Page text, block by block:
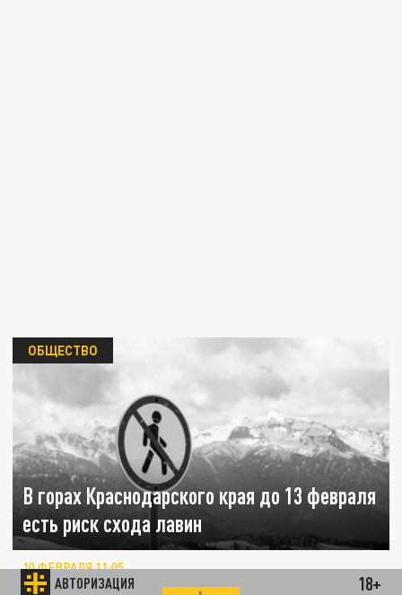
АВТОРИЗАЦИЯ 18+
В горах Краснодарского края до 13 февраля
есть риск схода лавин
ОБЩЕСТВО
10 ФЕВРАЛЯ 11:05
Лавиноопасность прогнозируется в